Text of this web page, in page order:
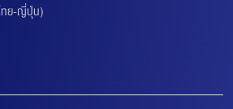
ทย-ญี่ปุ่น)